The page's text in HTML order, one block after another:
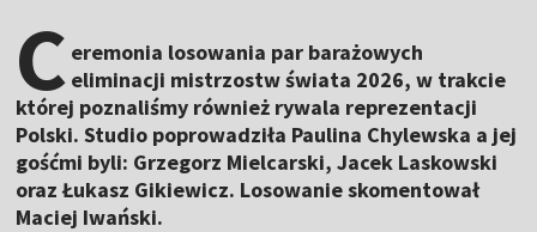
C eremonia losowania par barażowych
eliminacji mistrzostw świata 2026, w trakcie
której poznaliśmy również rywala reprezentacji
Polski. Studio poprowadziła Paulina Chylewska a jej
gośćmi byli: Grzegorz Mielcarski, Jacek Laskowski
oraz Łukasz Gikiewicz. Losowanie skomentował
Maciej Iwański.